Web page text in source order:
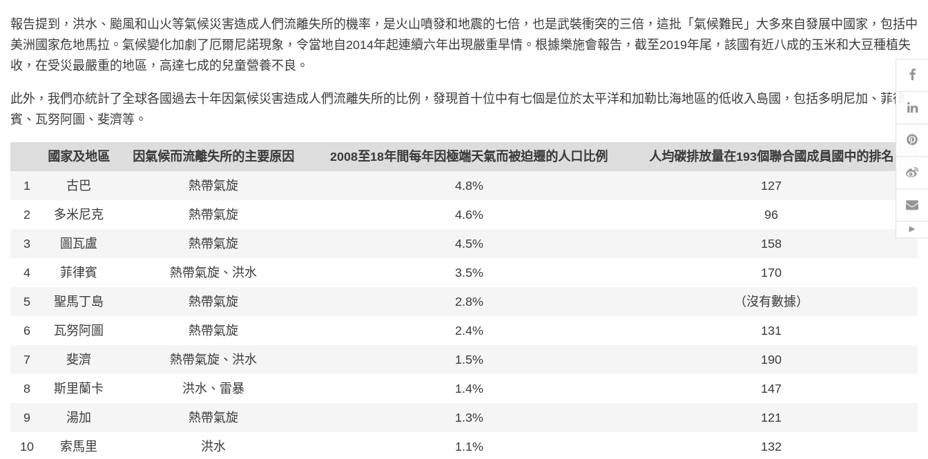
報告提到，洪水、颱風和山火等氣候災害造成人們流離失所的機率，是火山噴發和地震的七倍，也是武裝衝突的三倍，這批「氣候難民」大多來自發展中國家，包括中
美洲國家危地馬拉。氣候變化加劇了厄爾尼諾現象，令當地自2014年起連續六年出現嚴重旱情。根據樂施會報告，截至2019年尾，該國有近八成的玉米和大豆種植失
收，在受災最嚴重的地區，高達七成的兒童營養不良。
此外，我們亦統計了全球各國過去十年因氣候災害造成人們流離失所的比例，發現首十位中有七個是位於太平洋和加勒比海地區的低收入島國，包括多明尼加、菲律
賓、瓦努阿圖、斐濟等。
國家及地區 因氣候而流離失所的主要原因 2008至18年間每年因極端天氣而被迫遷的人口比例 人均碳排放量在193個聯合國成員國中的排名
1 古巴 熱帶氣旋 4.8% 127
2 多米尼克 熱帶氣旋 4.6% 96
3 圖瓦盧 熱帶氣旋 4.5% 158
4 菲律賓 熱帶氣旋、洪水 3.5% 170
5 聖馬丁島 熱帶氣旋 2.8% （沒有數據）
6 瓦努阿圖 熱帶氣旋 2.4% 131
7 斐濟 熱帶氣旋、洪水 1.5% 190
8 斯里蘭卡 洪水、雷暴 1.4% 147
9 湯加 熱帶氣旋 1.3% 121
10 索馬里 洪水 1.1% 132